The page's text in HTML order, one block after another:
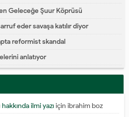
Geleceğe Şuur Köprüsü
eder savaşa katılır diyor
reformist skandal
anlatıyor
ilmi yazıiçin ibrahim boz